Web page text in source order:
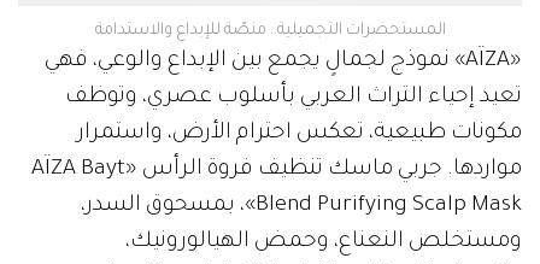
المستحضرات التجميلية.. منصّة للإبداع والاستدامة
«AÏZA» نموذج لجمالٍ يجمع بين الإبداع والوعي، فهي
تعيد إحياء التراث العربي بأسلوب عصري، وتوظف
مكونات طبيعية، تعكس احترام الأرض، واستمرار
مواردها. جربي ماسك تنظيف فروة الرأس «AÏZA Bayt
Blend Purifying Scalp Mask»، بمسحوق السدر،
ومستخلص النعناع، وحمض الهيالورونيك،